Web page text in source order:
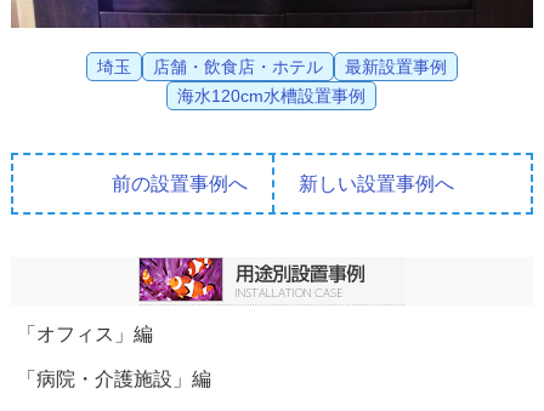
埼玉 店舗・飲食店・ホテル
最新設置事例
海水120cm水槽設置事例
前の設置事例へ 新しい設置事例へ
「オフィス」編
「病院・介護施設」編